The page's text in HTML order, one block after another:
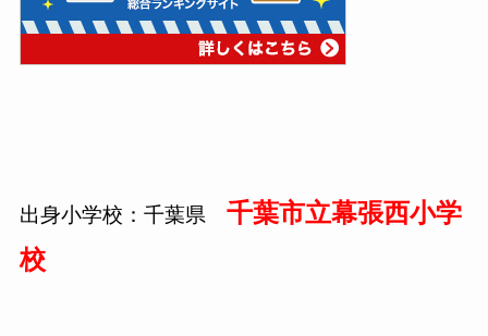
出身小学校：千葉県 千葉市立幕張西小学
校